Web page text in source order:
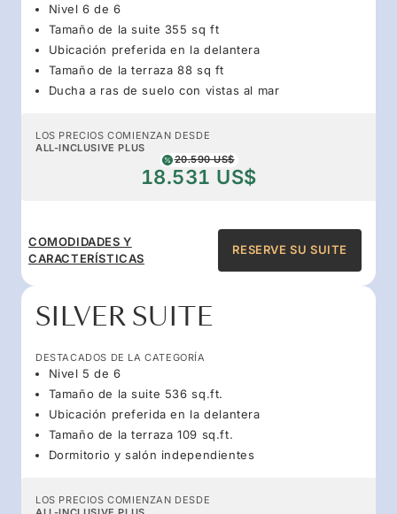
Nivel 6 de 6
Tamaño de la suite 355 sq ft
Ubicación preferida en la delantera
Tamaño de la terraza 88 sq ft
Ducha a ras de suelo con vistas al mar
LOS PRECIOS COMIENZAN DESDE
ALL-INCLUSIVE PLUS
20.590 US$
18.531 US$
COMODIDADES Y
CARACTERÍSTICAS
RESERVE SU SUITE
SILVER SUITE
DESTACADOS DE LA CATEGORÍA
Nivel 5 de 6
Tamaño de la suite 536 sq.ft.
Ubicación preferida en la delantera
Tamaño de la terraza 109 sq.ft.
Dormitorio y salón independientes
LOS PRECIOS COMIENZAN DESDE